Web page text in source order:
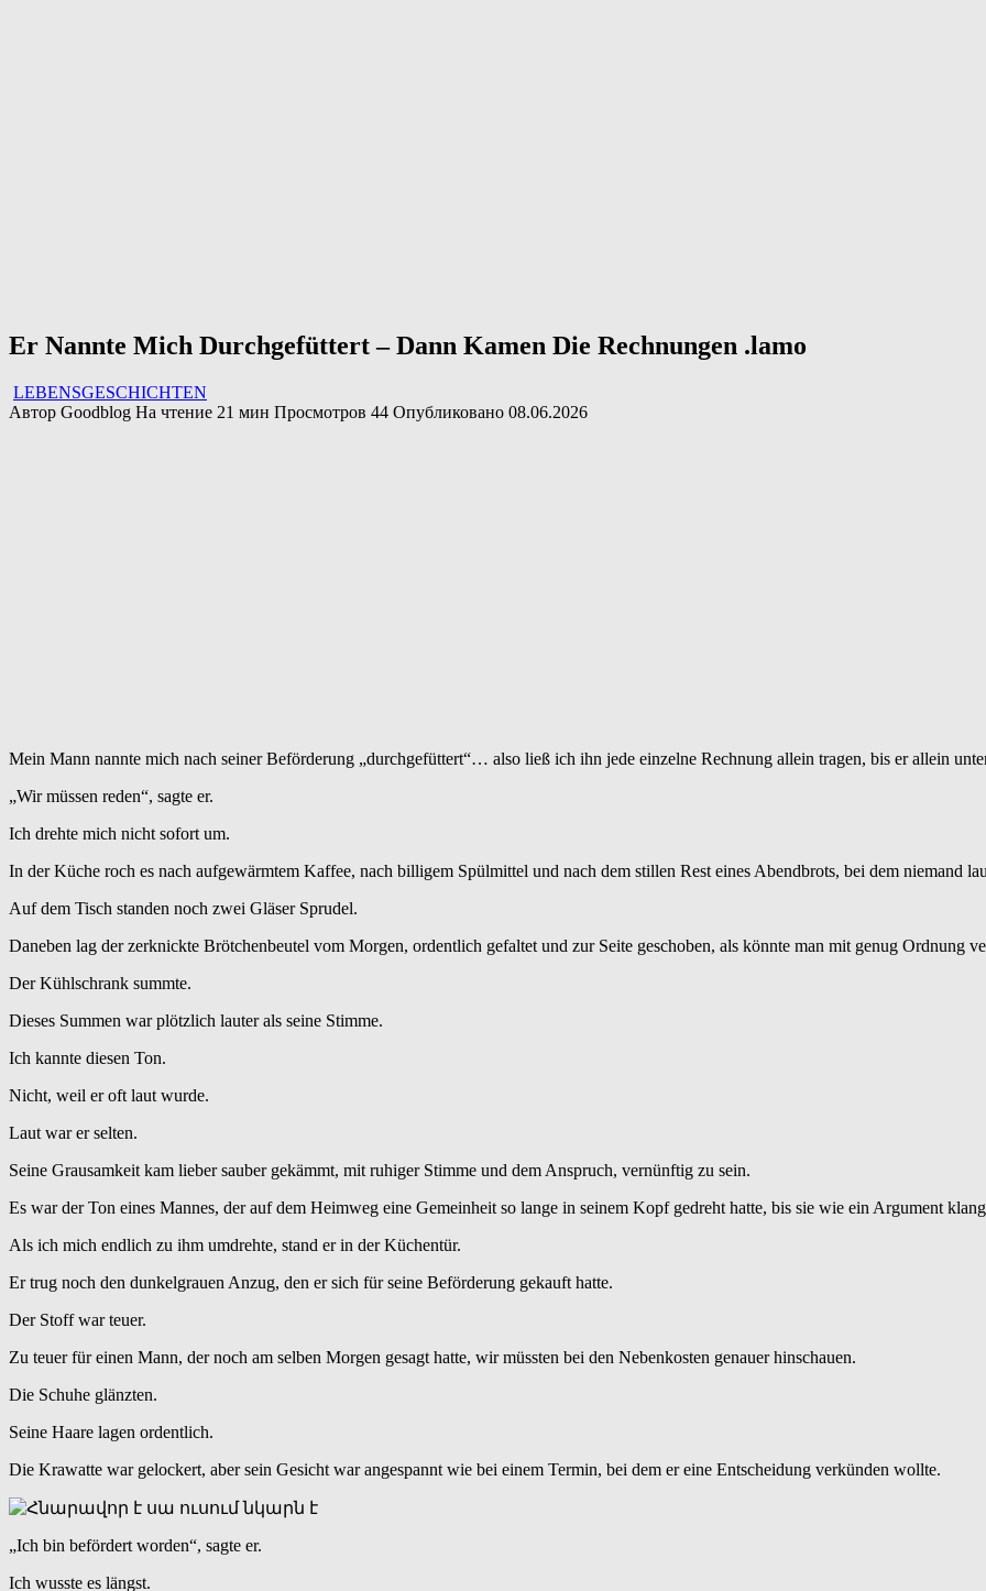
Er Nannte Mich Durchgefüttert – Dann Kamen Die Rechnungen .lamo
LEBENSGESCHICHTEN
Автор Goodblog На чтение 21 мин Просмотров 44 Опубликовано 08.06.2026
Mein Mann nannte mich nach seiner Beförderung „durchgefüttert“… also ließ ich ihn jede einzelne Rechnung allein tragen, bis er allein
„Wir müssen reden“, sagte er.
Ich drehte mich nicht sofort um.
In der Küche roch es nach aufgewärmtem Kaffee, nach billigem Spülmittel und nach dem stillen Rest eines Abendbrots, bei dem niemand
Auf dem Tisch standen noch zwei Gläser Sprudel.
Daneben lag der zerknickte Brötchenbeutel vom Morgen, ordentlich gefaltet und zur Seite geschoben, als könnte man mit genug Ordnung
Der Kühlschrank summte.
Dieses Summen war plötzlich lauter als seine Stimme.
Ich kannte diesen Ton.
Nicht, weil er oft laut wurde.
Laut war er selten.
Seine Grausamkeit kam lieber sauber gekämmt, mit ruhiger Stimme und dem Anspruch, vernünftig zu sein.
Es war der Ton eines Mannes, der auf dem Heimweg eine Gemeinheit so lange in seinem Kopf gedreht hatte, bis sie wie ein Argument
Als ich mich endlich zu ihm umdrehte, stand er in der Küchentür.
Er trug noch den dunkelgrauen Anzug, den er sich für seine Beförderung gekauft hatte.
Der Stoff war teuer.
Zu teuer für einen Mann, der noch am selben Morgen gesagt hatte, wir müssten bei den Nebenkosten genauer hinschauen.
Die Schuhe glänzten.
Seine Haare lagen ordentlich.
Die Krawatte war gelockert, aber sein Gesicht war angespannt wie bei einem Termin, bei dem er eine Entscheidung verkünden wollte.
„Ich bin befördert worden“, sagte er.
Ich wusste es längst.